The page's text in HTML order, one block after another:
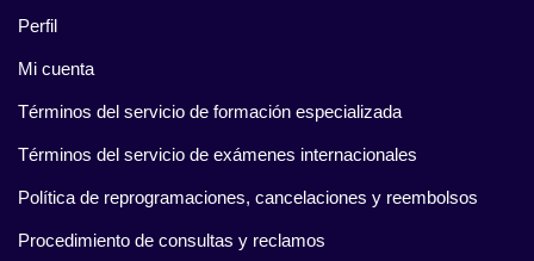
Perfil
Mi cuenta
Términos del servicio de formación especializada
Términos del servicio de exámenes internacionales
Política de reprogramaciones, cancelaciones y reembolsos
Procedimiento de consultas y reclamos